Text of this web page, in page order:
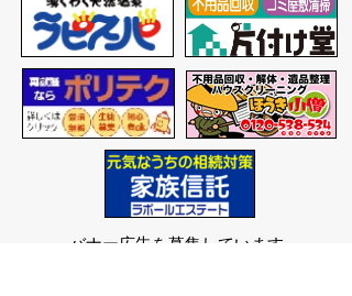
バナー広告を募集しています